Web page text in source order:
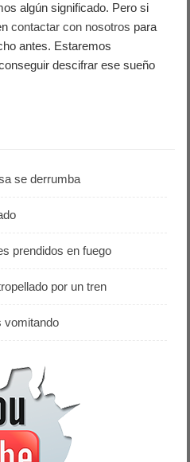
algún significado. Pero si
contactar con nosotros para
antes. Estaremos
descifrar ese sueño
se derrumba
prendidos en fuego
por un tren
vomitando